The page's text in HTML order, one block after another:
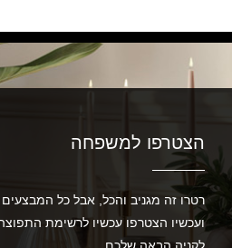
הצטרפו למשפחה
רטרו זה מגניב והכל, אבל כל המבצעים
ועכשיו הצטרפו עכשיו לרשימת